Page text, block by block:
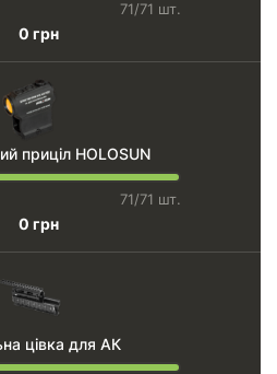
71/71 шт.
0 грн
приціл HOLOSUN
71/71 шт.
0 грн
цівка для АК